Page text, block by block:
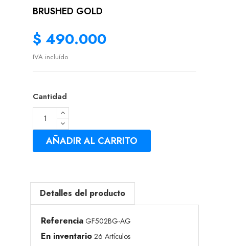
BRUSHED GOLD
$ 490.000
IVA incluído
Cantidad
AÑADIR AL CARRITO
Detalles del producto
Referencia GF502BG-AG
En inventario 26 Artículos